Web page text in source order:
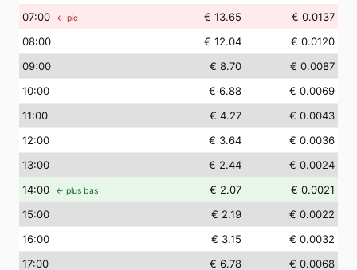
07:00 ← pic € 13.65
€ 0.0137
08:00 € 12.04
€ 0.0120
09:00 € 8.70
€ 0.0087
10:00 € 6.88
€ 0.0069
11:00 € 4.27
€ 0.0043
12:00 € 3.64
€ 0.0036
13:00 € 2.44
€ 0.0024
14:00 ← plus bas € 2.07
€ 0.0021
15:00 € 2.19
€ 0.0022
16:00 € 3.15
€ 0.0032
17:00 € 6.78
€ 0.0068